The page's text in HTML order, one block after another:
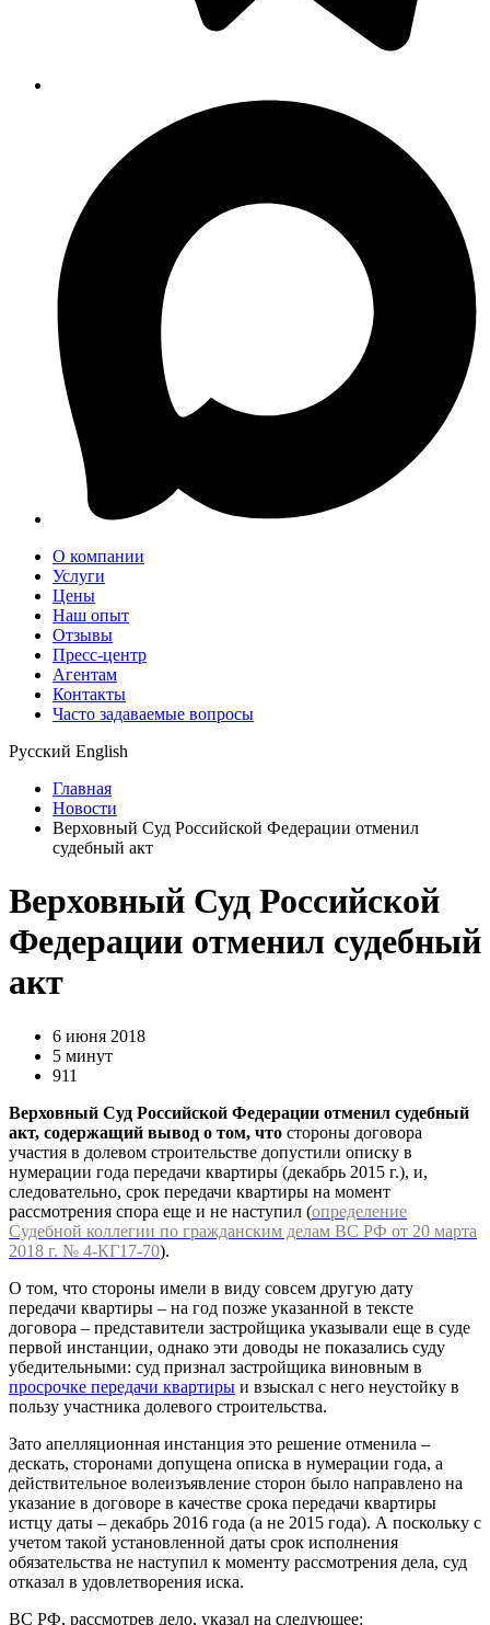
О компании
Услуги
Цены
Наш опыт
Отзывы
Пресс-центр
Агентам
Контакты
Часто задаваемые вопросы
Русский English
Главная
Новости
Верховный Суд Российской Федерации отменил
судебный акт
Верховный Суд Российской
Федерации отменил судебный
акт
6 июня 2018
5 минут
911
Верховный Суд Российской Федерации отменил судебный
акт, содержащий вывод о том, что стороны договора
участия в долевом строительстве допустили описку в
нумерации года передачи квартиры (декабрь 2015 г.), и,
следовательно, срок передачи квартиры на момент
рассмотрения спора еще и не наступил (определение
Судебной коллегии по гражданским делам ВС РФ от 20 марта
2018 г. № 4-КГ17-70).
О том, что стороны имели в виду совсем другую дату
передачи квартиры – на год позже указанной в тексте
договора – представители застройщика указывали еще в суде
первой инстанции, однако эти доводы не показались суду
убедительными: суд признал застройщика виновным в
просрочке передачи квартиры и взыскал с него неустойку в
пользу участника долевого строительства.
Зато апелляционная инстанция это решение отменила –
дескать, сторонами допущена описка в нумерации года, а
действительное волеизъявление сторон было направлено на
указание в договоре в качестве срока передачи квартиры
истцу даты – декабрь 2016 года (а не 2015 года). А поскольку с
учетом такой установленной даты срок исполнения
обязательства не наступил к моменту рассмотрения дела, суд
отказал в удовлетворения иска.
ВC РФ, рассмотрев дело, указал на следующее: